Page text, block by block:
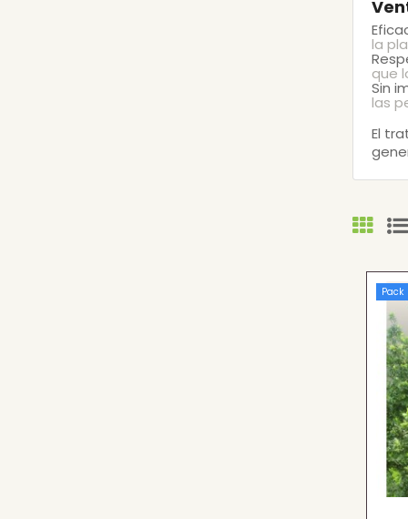
la
que
Sin
las
El
Pack